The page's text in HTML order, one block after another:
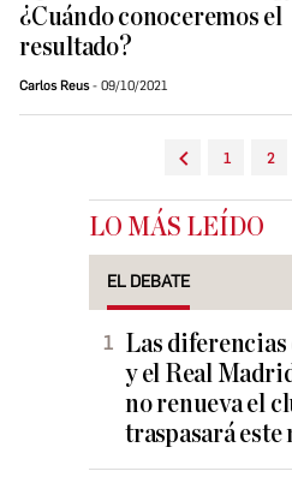
¿Cuándo conoceremos el
resultado?
Carlos Reus 09/10/2021
1 2
LO MÁS LEÍDO
EL DEBATE
Las
y el Real
no renueva el
traspasará este